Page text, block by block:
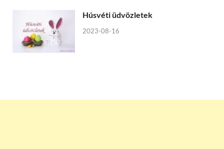
Húsvéti üdvözletek
2023-08-16